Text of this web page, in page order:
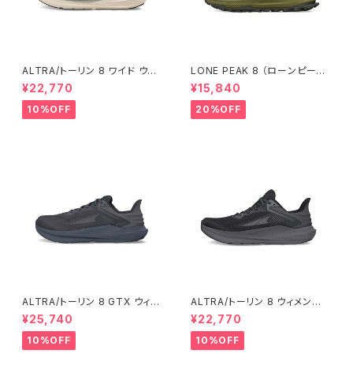
ALTRA/トーリン 8 ワイド ウィ
メンズ Black/White
¥22,770
10%OFF
LONE PEAK 8 （ローンピーク
8） ウィメンズ Dusty Olive
¥15,840
20%OFF
ALTRA/トーリン 8 GTX ウィメ
ンズ
¥25,740
10%OFF
ALTRA/トーリン 8 ウィメン
ズ Black/Black
¥22,770
10%OFF